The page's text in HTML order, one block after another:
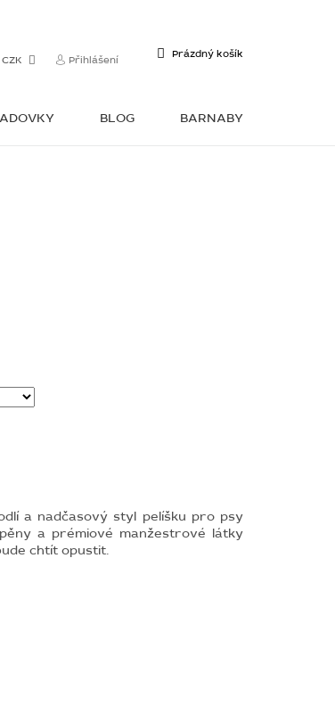
CZK Přihlášení
NÁKUPNÍ
Prázdný košík
BLOG BARNABY
a nadčasový styl pelíšku pro psy
a prémiové manžestrové látky
chtít opustit.